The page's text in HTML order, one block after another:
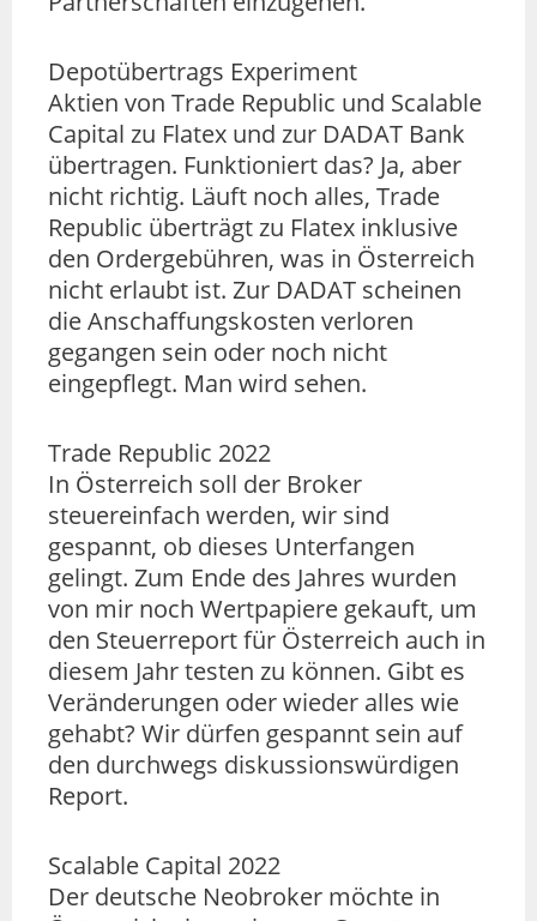
Depotübertrags Experiment
Aktien von Trade Republic und Scalable
Capital zu Flatex und zur DADAT Bank
übertragen. Funktioniert das? Ja, aber
nicht richtig. Läuft noch alles, Trade
Republic überträgt zu Flatex inklusive
den Ordergebühren, was in Österreich
nicht erlaubt ist. Zur DADAT scheinen
die Anschaffungskosten verloren
gegangen sein oder noch nicht
eingepflegt. Man wird sehen.
Trade Republic 2022
In Österreich soll der Broker
steuereinfach werden, wir sind
gespannt, ob dieses Unterfangen
gelingt. Zum Ende des Jahres wurden
von mir noch Wertpapiere gekauft, um
den Steuerreport für Österreich auch in
diesem Jahr testen zu können. Gibt es
Veränderungen oder wieder alles wie
gehabt? Wir dürfen gespannt sein auf
den durchwegs diskussionswürdigen
Report.
Scalable Capital 2022
Der deutsche Neobroker möchte in